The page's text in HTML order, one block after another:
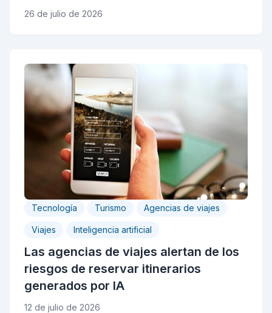
26 de julio de 2026
Tecnología Turismo Agencias de viajes
Viajes Inteligencia artificial
Las agencias de viajes alertan de los
riesgos de reservar itinerarios
generados por IA
12 de julio de 2026